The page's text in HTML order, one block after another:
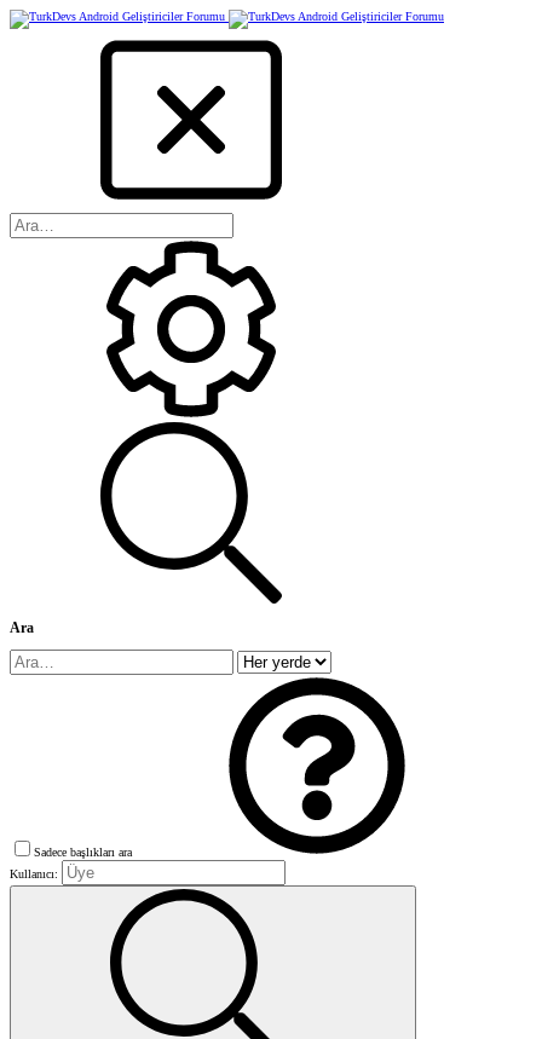
Ara
Sadece başlıkları ara
Kullanıcı: